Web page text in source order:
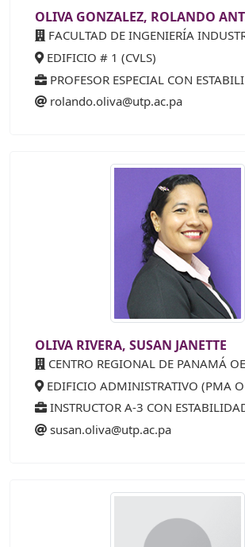
OLIVA GONZALEZ, ROLANDO
FACULTAD DE INGENIERÍA
EDIFICIO # 1 (CVLS)
PROFESOR ESPECIAL CON ESTABILIDAD
rolando.oliva@utp.ac.pa
OLIVA RIVERA, SUSAN JANETTE
CENTRO REGIONAL DE PANAMÁ
EDIFICIO ADMINISTRATIVO (PMA
INSTRUCTOR A-3 CON ESTABILIDAD
susan.oliva@utp.ac.pa